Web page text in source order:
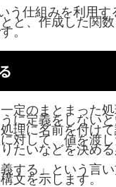
う仕組みを利用す
と、作成した関
。
定のまとまった
に定義をしない
理に名前を付け
対して、値を渡し
たいなどを決め
する」という言い
文を示します。